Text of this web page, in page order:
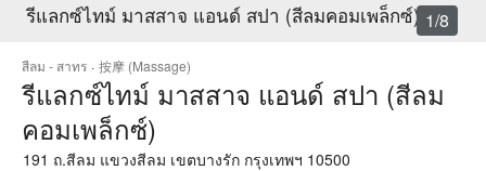
รีแลกซ์ไทม์ มาสสาจ แอนด์ สปา (สีลมคอมเพล็กซ์)
สีลม - สาทร · 按摩 (Massage)
รีแลกซ์ไทม์ มาสสาจ แอนด์ สปา (สีลม
คอมเพล็กซ์)
191 ถ.สีลม แขวงสีลม เขตบางรัก กรุงเทพฯ 10500
1/8